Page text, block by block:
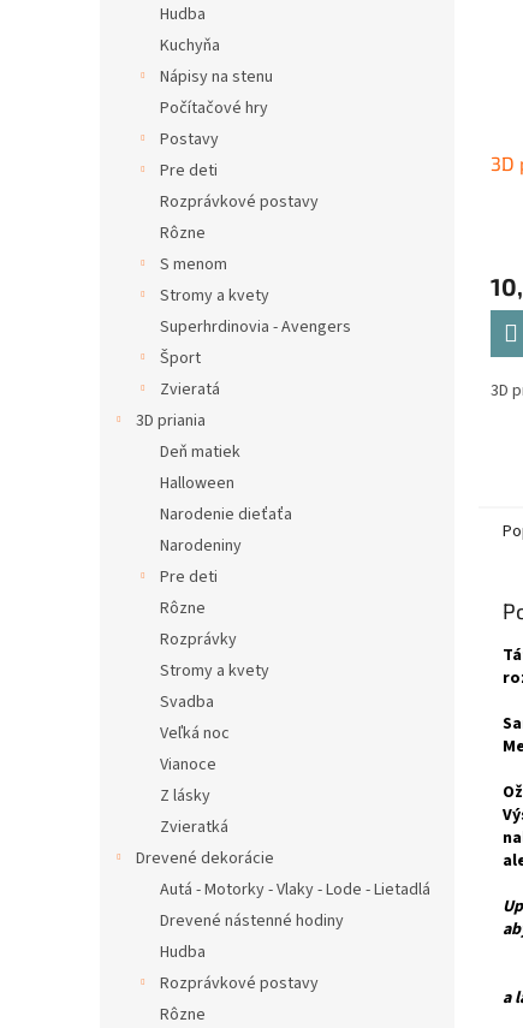
Hudba
Kuchyňa
Nápisy na stenu
Počítačové hry
Postavy
Pre deti
Rozprávkové postavy
Rôzne
S menom
Stromy a kvety
Superhrdinovia - Avengers
Šport
Zvieratá
3D priania
Deň matiek
Halloween
Narodenie dieťaťa
Narodeniny
Pre deti
Rôzne
Rozprávky
Stromy a kvety
Svadba
Veľká noc
Vianoce
Z lásky
Zvieratká
Drevené dekorácie
Autá - Motorky - Vlaky - Lode - Lietadlá
Drevené nástenné hodiny
Hudba
Rozprávkové postavy
Rôzne
3D
3D
a